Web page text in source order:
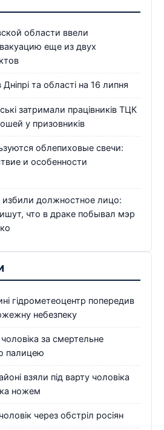
области ввели
еще из двух
та області на 16 липня
затримали працівників ТЦК
у призовників
облепиховые свечи:
и особенности
избили должностное лицо:
что в драке побывал мэр
гідрометеоцентр попередив
небезпеку
за смертельне
палицею
взяли під варту чоловіка
ножем
через обстріл росіян